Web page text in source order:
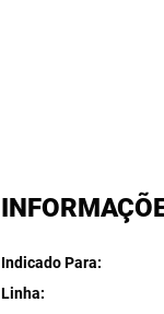
Indicado Para
Linha